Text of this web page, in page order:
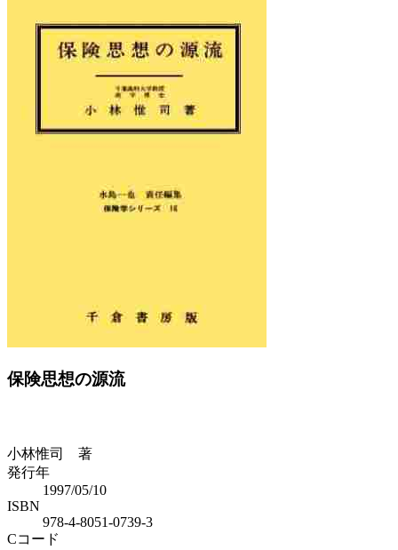
保険思想の源流
小林惟司 著
発行年
1997/05/10
ISBN
978-4-8051-0739-3
Cコード